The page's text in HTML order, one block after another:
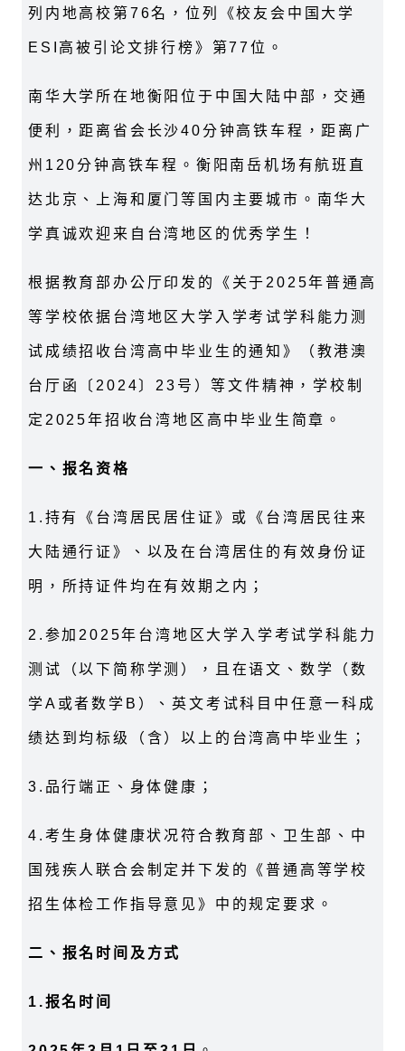
列内地高校第76名，位列《校友会中国大学
ESI高被引论文排行榜》第77位。
南华大学所在地衡阳位于中国大陆中部，交通
便利，距离省会长沙40分钟高铁车程，距离广
州120分钟高铁车程。衡阳南岳机场有航班直
达北京、上海和厦门等国内主要城市。南华大
学真诚欢迎来自台湾地区的优秀学生！
根据教育部办公厅印发的《关于2025年普通高
等学校依据台湾地区大学入学考试学科能力测
试成绩招收台湾高中毕业生的通知》（教港澳
台厅函〔2024〕23号）等文件精神，学校制
定2025年招收台湾地区高中毕业生简章。
一、报名资格
1.持有《台湾居民居住证》或《台湾居民往来
大陆通行证》、以及在台湾居住的有效身份证
明，所持证件均在有效期之内；
2.参加2025年台湾地区大学入学考试学科能力
测试（以下简称学测），且在语文、数学（数
学A或者数学B）、英文考试科目中任意一科成
绩达到均标级（含）以上的台湾高中毕业生；
3.品行端正、身体健康；
4.考生身体健康状况符合教育部、卫生部、中
国残疾人联合会制定并下发的《普通高等学校
招生体检工作指导意见》中的规定要求。
二、报名时间及方式
1.报名时间